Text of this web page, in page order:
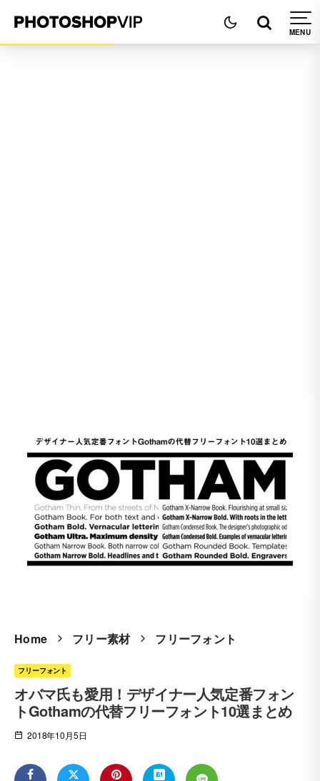
Home フリー素材 フリーフォント
フリーフォント
オバマ氏も愛用！デザイナー人気定番フォン
トGothamの代替フリーフォント10選まとめ
2018年10月5日